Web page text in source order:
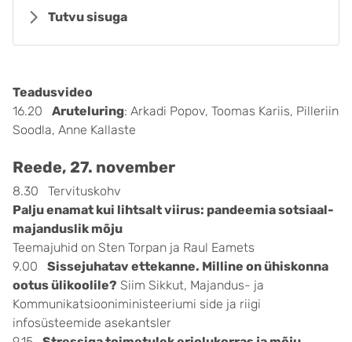
Tutvu sisuga
Teadusvideo
16.20 Aruteluring: Arkadi Popov, Toomas Kariis, Pilleriin
Soodla, Anne Kallaste
Reede, 27. november
8.30 Tervituskohv
Palju enamat kui lihtsalt viirus: pandeemia sotsiaal-
majanduslik mõju
Teemajuhid on Sten Torpan ja Raul Eamets
9.00 Sissejuhatav ettekanne. Milline on ühiskonna
ootus ülikoolile? Siim Sikkut, Majandus- ja
Kommunikatsiooniministeeriumi side ja riigi
infosüsteemide asekantsler